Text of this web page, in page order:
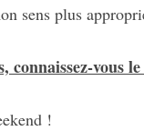
sens plus
connaissez-vous
!